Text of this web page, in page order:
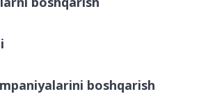
boshqarish